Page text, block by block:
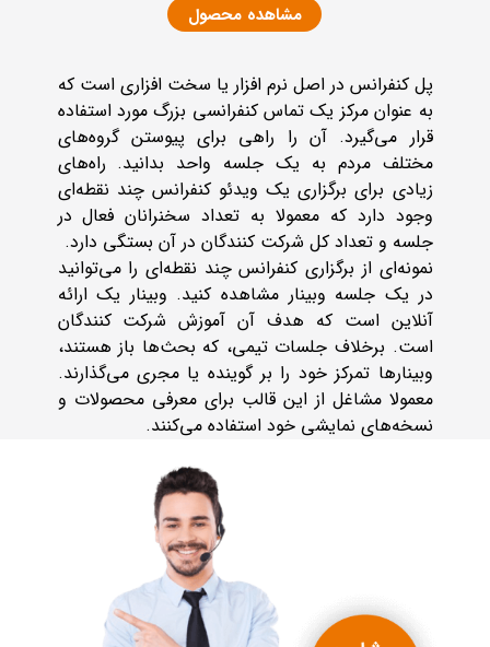
مشاهده محصول
پل کنفرانس در اصل نرم افزار یا سخت افزاری است که
به عنوان مرکز یک تماس کنفرانسی بزرگ مورد استفاده
قرار می‌گیرد. آن را راهی برای پیوستن گروه‌های
مختلف مردم به یک جلسه واحد بدانید. راه‌های
زیادی برای برگزاری یک ویدئو کنفرانس چند نقطه‌ای
وجود دارد که معمولا به تعداد سخنرانان فعال در
جلسه و تعداد کل شرکت کنندگان در آن بستگی دارد.
نمونه‌ای از برگزاری کنفرانس چند نقطه‌ای را می‌توانید
در یک جلسه وبینار مشاهده کنید. وبینار یک ارائه
آنلاین است که هدف آن آموزش شرکت کنندگان
است. برخلاف جلسات تیمی، که بحث‌ها باز هستند،
وبینارها تمرکز خود را بر گوینده یا مجری می‌گذارند.
معمولا مشاغل از این قالب برای معرفی محصولات و
نسخه‌های نمایشی خود استفاده می‌کنند.